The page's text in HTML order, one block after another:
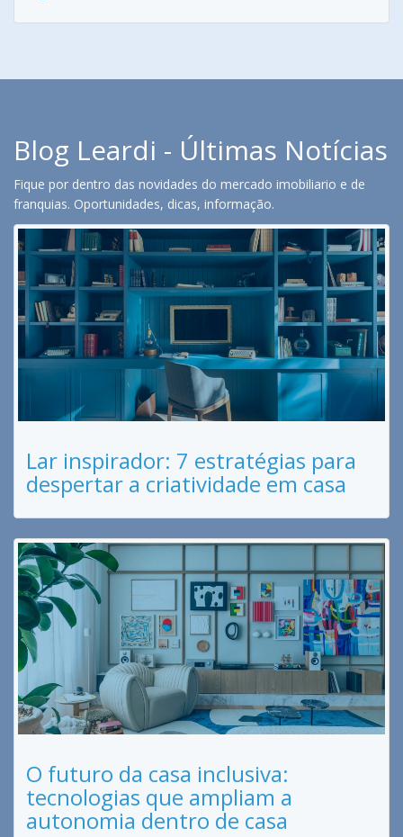
Blog Leardi - Últimas Notícias
Fique por dentro das novidades do mercado imobiliario e de
franquias. Oportunidades, dicas, informação.
Lar inspirador: 7 estratégias para
despertar a criatividade em casa
O futuro da casa inclusiva:
tecnologias que ampliam a
autonomia dentro de casa